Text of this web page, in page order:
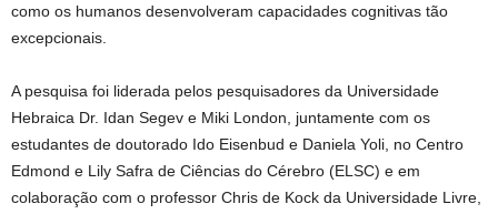
como os humanos desenvolveram capacidades cognitivas tão
excepcionais.
A pesquisa foi liderada pelos pesquisadores da Universidade
Hebraica Dr. Idan Segev e Miki London, juntamente com os
estudantes de doutorado Ido Eisenbud e Daniela Yoli, no Centro
Edmond e Lily Safra de Ciências do Cérebro (ELSC) e em
colaboração com o professor Chris de Kock da Universidade Livre,